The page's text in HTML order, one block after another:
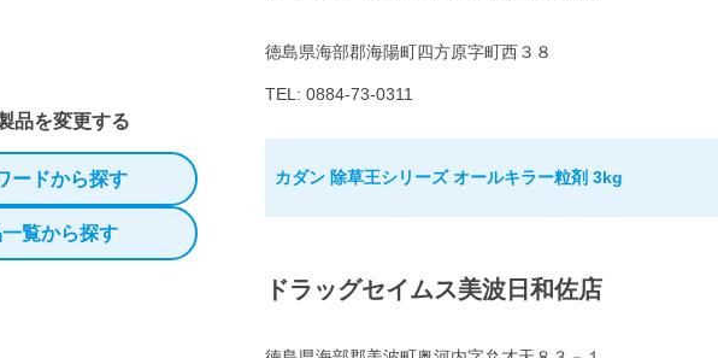
品を変更する
ードから探す
覧から探す
徳島県海部郡海陽町四方原字町西３８
TEL: 0884-73-0311
カダン 除草王シリーズ オールキラー粒剤 3kg
ドラッグセイムス美波日和佐店